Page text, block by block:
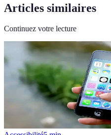
Articles similaires
Continuez votre lecture